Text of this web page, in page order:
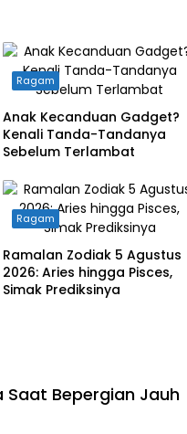
Ragam
Anak Kecanduan Gadget?
Kenali Tanda-Tandanya
Sebelum Terlambat
Ragam
Ramalan Zodiak 5 Agustus
2026: Aries hingga Pisces,
Simak Prediksinya
Saat Bepergian Jauh